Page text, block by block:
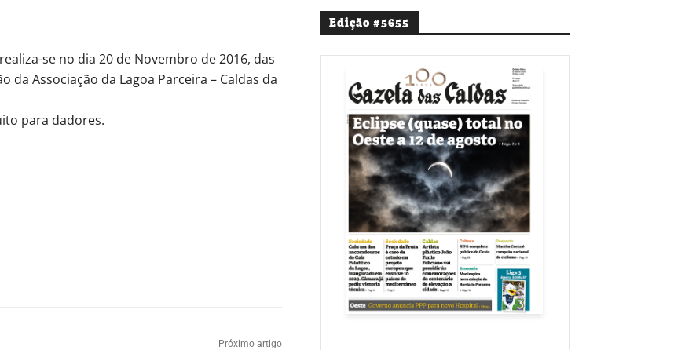
se no dia 20 de Novembro de 2016, das
da Associação da Lagoa Parceira – Caldas da
para dadores.
Próximo artigo
Edição #5655